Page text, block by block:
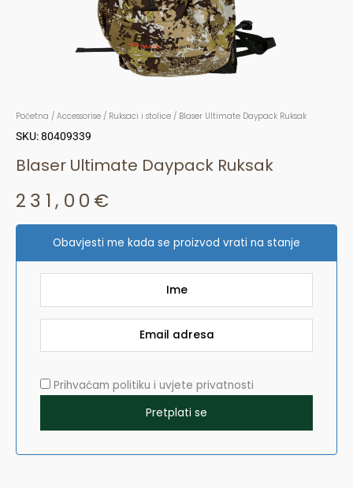
Početna / Accessorise / Ruksaci i stolice / Blaser Ultimate Daypack Ruksak
SKU: 80409339
Blaser Ultimate Daypack Ruksak
231,00 €
Obavjesti me kada se proizvod vrati na stanje
Prihvaćam politiku i uvjete privatnosti